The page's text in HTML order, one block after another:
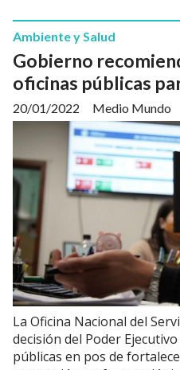
Gobierno
oficinas públicas
Medio Mundo
Ambiente y Salud
20/01/2022
La Oficina Nacional del
decisión del Poder
públicas en pos de